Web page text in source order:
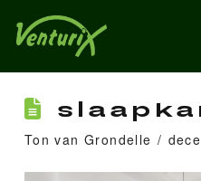
Ton van Grondelle